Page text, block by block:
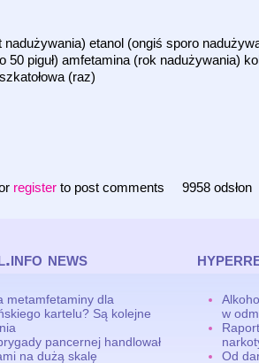
nadużywania) etanol (ongiś sporo
50 piguł) amfetamina (rok nadużywania)
(raz)
register to post comments 9958 odsłon
news
metamfetaminy dla
kartelu? Są kolejne
pancernej handlował
na dużą skalę
w
Od